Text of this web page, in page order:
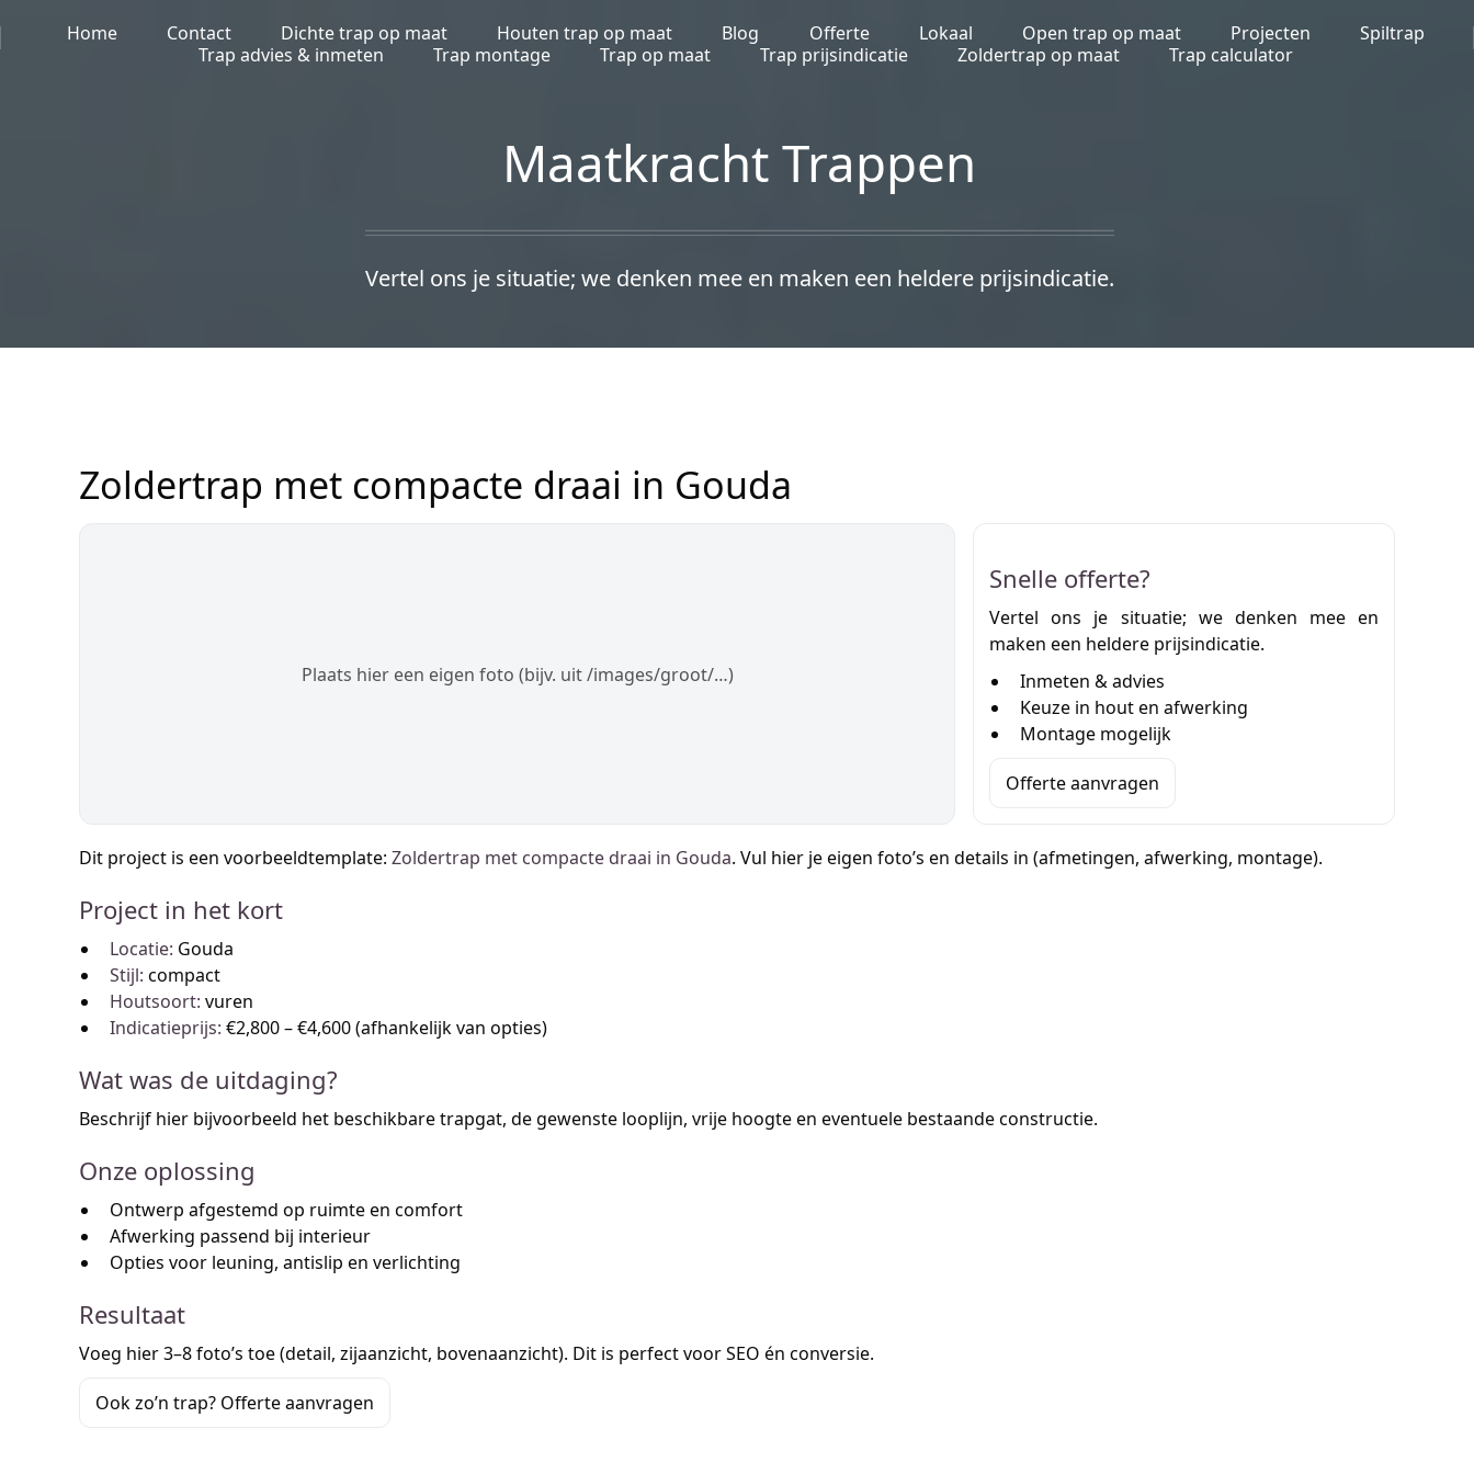
Maatkracht Trappen
Vertel ons je situatie; we denken mee en maken een heldere prijsindicatie.
Home Contact Dichte trap op maat Houten trap op maat Blog Offerte Lokaal Open trap op maat Projecten
Spiltrap
Trap advies & inmeten
Trap montage Trap op maat Trap prijsindicatie Zoldertrap op maat Trap calculator
Zoldertrap met compacte draai in Gouda
Plaats hier een eigen foto (bijv. uit /images/groot/…)
Snelle offerte?
Vertel ons je situatie; we denken mee en
maken een heldere prijsindicatie.
Inmeten & advies
Keuze in hout en afwerking
Montage mogelijk
Offerte aanvragen
Dit project is een voorbeeldtemplate: Zoldertrap met compacte draai in Gouda. Vul hier je eigen foto’s en details in (afmetingen, afwerking, montage).
Project in het kort
Locatie: Gouda
Stijl: compact
Houtsoort: vuren
Indicatieprijs: €2,800 – €4,600 (afhankelijk van opties)
Wat was de uitdaging?
Beschrijf hier bijvoorbeeld het beschikbare trapgat, de gewenste looplijn, vrije hoogte en eventuele bestaande constructie.
Onze oplossing
Ontwerp afgestemd op ruimte en comfort
Afwerking passend bij interieur
Opties voor leuning, antislip en verlichting
Resultaat
Voeg hier 3–8 foto’s toe (detail, zijaanzicht, bovenaanzicht). Dit is perfect voor SEO én conversie.
Ook zo’n trap? Offerte aanvragen